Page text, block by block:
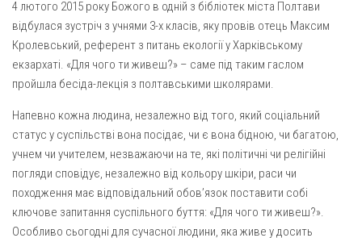
Архистратига Михаїла (м. Люботин)
Покрови Пресвятої Богородиці (с. Вільча)
Преображенська парафія (м. Лозова)
Парафія Благовіщення Пресвятої Богородиці (смт
Парафія Різдва Пресвятої Богородиці м. Берестин
(Красноград)
Парохії Полтавської області
Пресвятої Трійці (м. Полтава)
Всіх Святих українського народу (м. Полтава)
Газета Християнський голос
Надруковані числа
Молитви
4 лютого 2015 року Божого в одній з бібліотек міста Полтави
відбулася зустріч з учнями 3-х класів, яку провів отець Максим
Кролевський, референт з питань екології у Харківському
екзархаті. «Для чого ти живеш?» – саме під таким гаслом
пройшла бесіда-лекція з полтавськими школярами.
Напевно кожна людина, незалежно від того, який соціальний
статус у суспільстві вона посідає, чи є вона бідною, чи багатою,
учнем чи учителем, незважаючи на те, які політичні чи релігійні
погляди сповідує, незалежно від кольору шкіри, раси чи
походження має відповідальний обов’язок поставити собі
ключове запитання суспільного буття: «Для чого ти живеш?».
Особливо сьогодні для сучасної людини, яка живе у досить